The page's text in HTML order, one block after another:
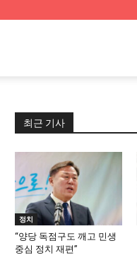
최근 기사
정치
“양당 독점구도 깨고 민생
중심 정치 재편”